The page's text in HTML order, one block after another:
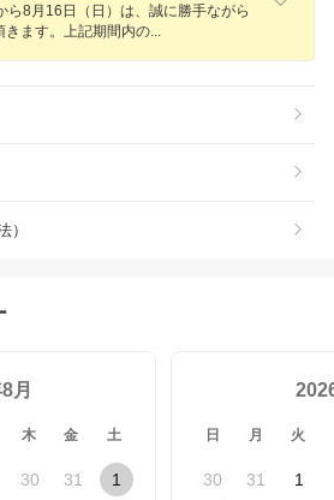
ら8月16日（日）は、誠に勝手ながら
きます。上記期間内の
）
月
木 金 土
30 31 1
日 月 火
30 31 1